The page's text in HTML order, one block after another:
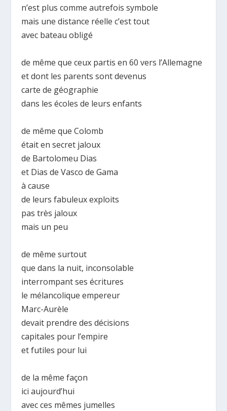
n’est plus comme autrefois symbole
mais une distance réelle c’est tout
avec bateau obligé
de même que ceux partis en 60 vers l’Allemagne
et dont les parents sont devenus
carte de géographie
dans les écoles de leurs enfants
de même que Colomb
était en secret jaloux
de Bartolomeu Dias
et Dias de Vasco de Gama
à cause
de leurs fabuleux exploits
pas très jaloux
mais un peu
de même surtout
que dans la nuit, inconsolable
interrompant ses écritures
le mélancolique empereur
Marc-Aurèle
devait prendre des décisions
capitales pour l’empire
et futiles pour lui
de la même façon
ici aujourd’hui
avec ces mêmes jumelles